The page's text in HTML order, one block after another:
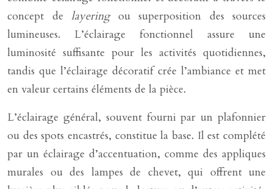
concept de layeringou superposition des sources
lumineuses. L’éclairage fonctionnel assure une
luminosité suffisante pour les activités quotidiennes,
tandis que l’éclairage décoratif crée l’ambiance et met
en valeur certains éléments de la pièce.
L’éclairage général, souvent fourni par un plafonnier
ou des spots encastrés, constitue la base. Il est complété
par un éclairage d’accentuation, comme des appliques
murales ou des lampes de chevet, qui offrent une